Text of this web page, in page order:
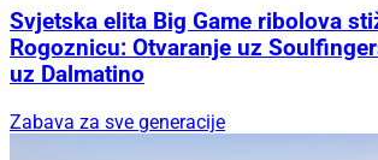
Svjetska elita Big Game ribolova
Rogoznicu: Otvaranje uz
uz Dalmatino
Zabava za sve generacije